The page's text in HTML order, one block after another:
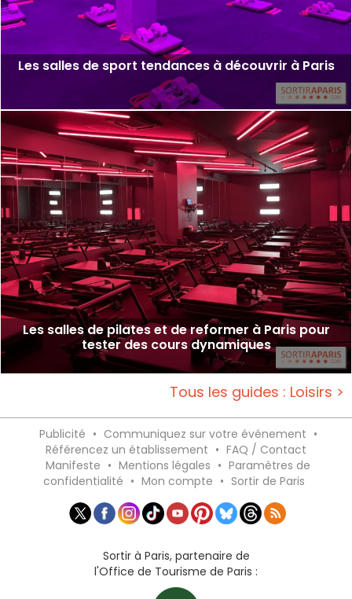
Les salles de sport tendances à découvrir à Paris
Les salles de pilates et de reformer à Paris pour
tester des cours dynamiques
Tous les guides : Loisirs >
Publicité • Communiquez sur votre événement •
Référencez un établissement • FAQ / Contact
Manifeste • Mentions légales • Paramètres de
confidentialité • Mon compte • Sortir de Paris
Sortir à Paris, partenaire de
l'Office de Tourisme de Paris :